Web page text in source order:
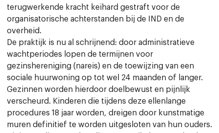
terugwerkende kracht keihard gestraft voor de
organisatorische achterstanden bij de IND en de
overheid.
De praktijk is nu al schrijnend: door administratieve
wachtperiodes lopen de termijnen voor
gezinshereniging (nareis) en de toewijzing van een
sociale huurwoning op tot wel 24 maanden of langer.
Gezinnen worden hierdoor doelbewust en pijnlijk
verscheurd. Kinderen die tijdens deze ellenlange
procedures 18 jaar worden, dreigen door kunstmatige
muren definitief te worden uitgesloten van hun ouders.